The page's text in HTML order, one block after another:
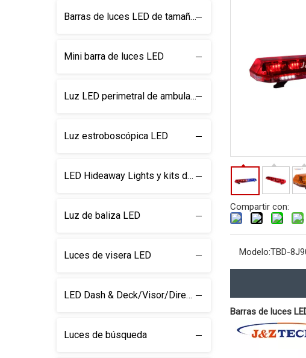
Barras de luces LED de tamaño completo
Mini barra de luces LED
Luz LED perimetral de ambulancia
Luz estroboscópica LED
LED Hideaway Lights y kits de luz
Luz de baliza LED
Luces de visera LED
LED Dash & Deck/Visor/Direction Barra de luz
Luces de búsqueda
Compartir con:
Modelo:TBD-
Barras de luces